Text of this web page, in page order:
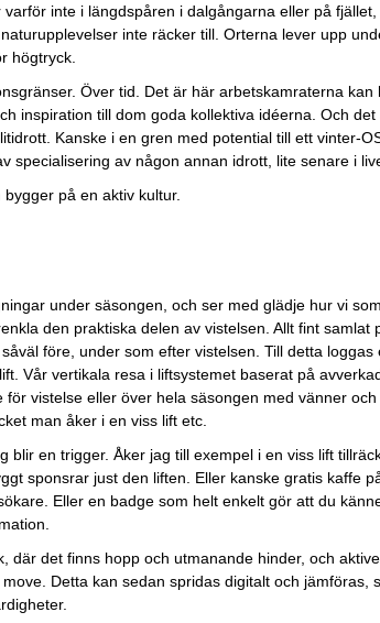
inte i längdspåren i dalgångarna eller på
inte räcker till. Orterna lever upp
högtryck.
Över tid. Det är här arbetskamraterna kan
inspiration till dom goda kollektiva idéerna. Och
Kanske i en gren med potential till ett vinter-
specialisering av någon annan idrott, lite senare i
på en aktiv kultur.
under säsongen, och ser med glädje hur vi
den praktiska delen av vistelsen. Allt fint samlat
före, under som efter vistelsen. Till detta loggas
Vår vertikala resa i liftsystemet baserat på
vistelse eller över hela säsongen med vänner och
man åker i en viss lift etc.
blir en trigger. Åker jag till exempel i en viss lift
sponsrar just den liften. Eller kanske gratis kaffe
Eller en badge som helt enkelt gör att du
där det finns hopp och utmanande hinder, och
Detta kan sedan spridas digitalt och jämföras,